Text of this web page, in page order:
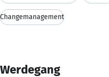
Changemanagement
Werdegang